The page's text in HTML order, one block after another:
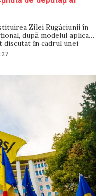
Zilei Rugăciunii în
după modelul aplicat
discutat în cadrul unei
organizații religioase